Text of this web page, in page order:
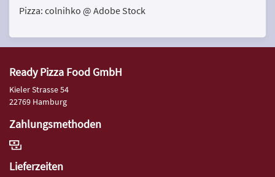
Pizza: colnihko @ Adobe Stock
Ready Pizza Food GmbH
Kieler Strasse 54
22769 Hamburg
Zahlungsmethoden
Lieferzeiten